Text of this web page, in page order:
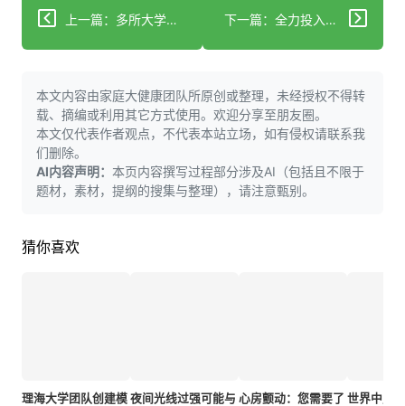
上一篇：多所大学合作伙伴获得美国国家科学基金会资助建立人工智能医疗中心 下一篇：全力投入AI提升效率 但不用于临床判断 AMCP Nexus 2025
本文内容由家庭大健康团队所原创或整理，未经授权不得转
载、摘编或利用其它方式使用。欢迎分享至朋友圈。
本文仅代表作者观点，不代表本站立场，如有侵权请联系我
们删除。
AI内容声明： 本页内容撰写过程部分涉及AI（包括且不限于
题材，素材，提纲的搜集与整理），请注意甄别。
猜你喜欢
理海大学团队创建模 夜间光线过强可能与 心房颤动：您需要了 世界中风